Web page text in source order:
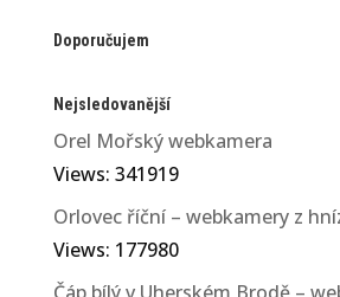
Doporučujem
Nejsledovanější
Orel Mořský webkamera
Views: 341919
Orlovec říční – webkamery z
Views: 177980